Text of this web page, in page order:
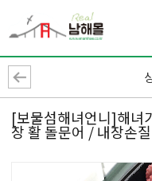
[보물섬해녀언니]해녀
장 활 돌문어 / 내장손